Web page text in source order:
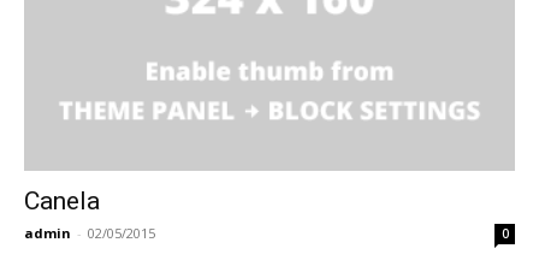
Canela
admin - 02/05/2015 0